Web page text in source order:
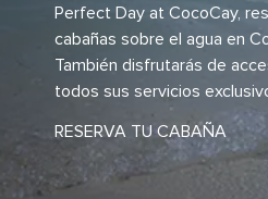
Perfect Day at CocoCay,
cabañas sobre el agua en
También disfrutarás de
todos sus servicios
RESERVA TU CABAÑA